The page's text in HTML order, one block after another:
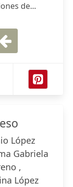
de...
López
Gabriela
,
López